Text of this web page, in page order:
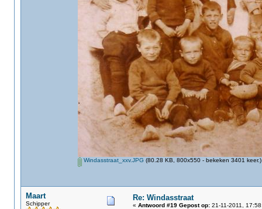
Windasstraat_xxv.JPG (80.28 KB, 800x550 - bekeken 3401 keer.)
Maart
Schipper
Re: Windasstraat
« Antwoord #19 Gepost op: 21-11-2011,